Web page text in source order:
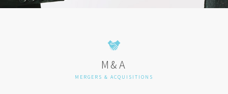
M&A
MERGERS & ACQUISITIONS